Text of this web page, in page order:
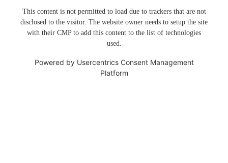
This content is not permitted to load due to trackers that are not
disclosed to the visitor. The website owner needs to setup the site
with their CMP to add this content to the list of technologies
used.
Powered by Usercentrics Consent Management
Platform